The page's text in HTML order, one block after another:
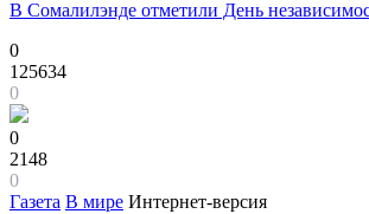
В Сомалилэнде отметили День
0
125634
0
0
2148
0
Газета В мире Интернет-версия